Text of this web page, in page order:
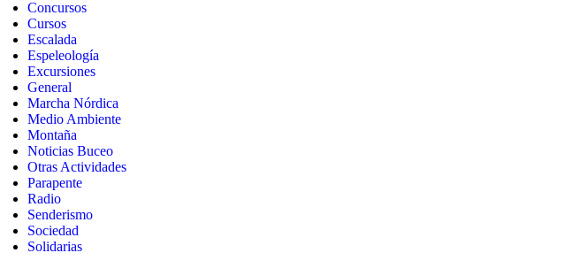
Concursos
Cursos
Escalada
Espeleología
Excursiones
General
Marcha Nórdica
Medio Ambiente
Montaña
Noticias Buceo
Otras Actividades
Parapente
Radio
Senderismo
Sociedad
Solidarias